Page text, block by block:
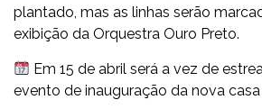
plantado, mas as linhas serão
exibição da Orquestra Ouro Preto.
Em 15 de abril será a vez de
evento de inauguração da nova